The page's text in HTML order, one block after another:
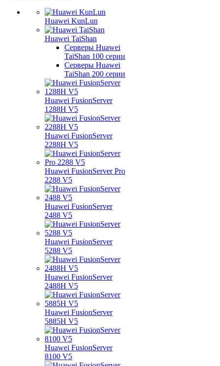
Huawei KunLun
Huawei TaiShan
Серверы Huawei
TaiShan 100 серии
Серверы Huawei
TaiShan 200 серии
Huawei FusionServer
1288H V5
Huawei FusionServer
2288H V5
Huawei FusionServer Pro
2288 V5
Huawei FusionServer
2488 V5
Huawei FusionServer
5288 V5
Huawei FusionServer
2488H V5
Huawei FusionServer
5885H V5
Huawei FusionServer
8100 V5